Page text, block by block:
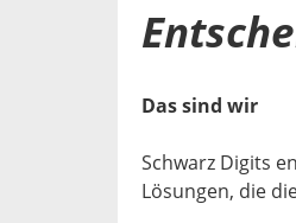
Das sind wir
Schwarz Digits
Lösungen, die